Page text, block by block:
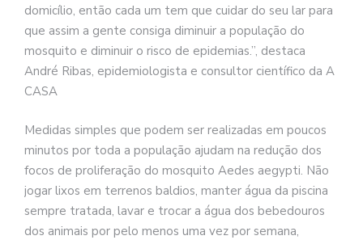
domicílio, então cada um tem que cuidar do seu lar para
que assim a gente consiga diminuir a população do
mosquito e diminuir o risco de epidemias.”, destaca
André Ribas, epidemiologista e consultor científico da A
CASA
Medidas simples que podem ser realizadas em poucos
minutos por toda a população ajudam na redução dos
focos de proliferação do mosquito Aedes aegypti. Não
jogar lixos em terrenos baldios, manter água da piscina
sempre tratada, lavar e trocar a água dos bebedouros
dos animais por pelo menos uma vez por semana,